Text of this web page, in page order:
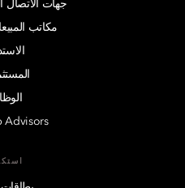
جهات الاتصال
مكاتب
Advisors